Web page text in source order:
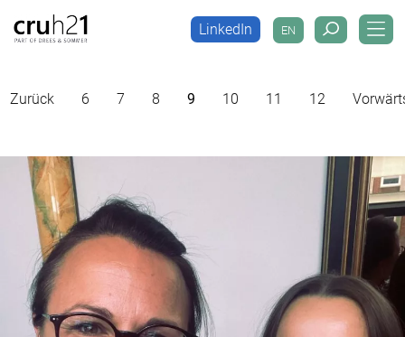
EN
LinkedIn EN
LinkedIn
Zurück 6 7 8 9 10 11 12